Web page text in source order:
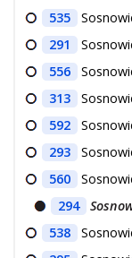
535
291
556
313
592
293
560
294
538